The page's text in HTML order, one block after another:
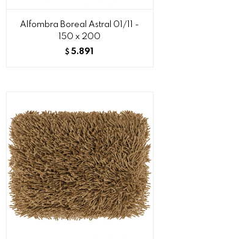
Alfombra Boreal Astral 01/11 -
150 x 200
$ 5.891